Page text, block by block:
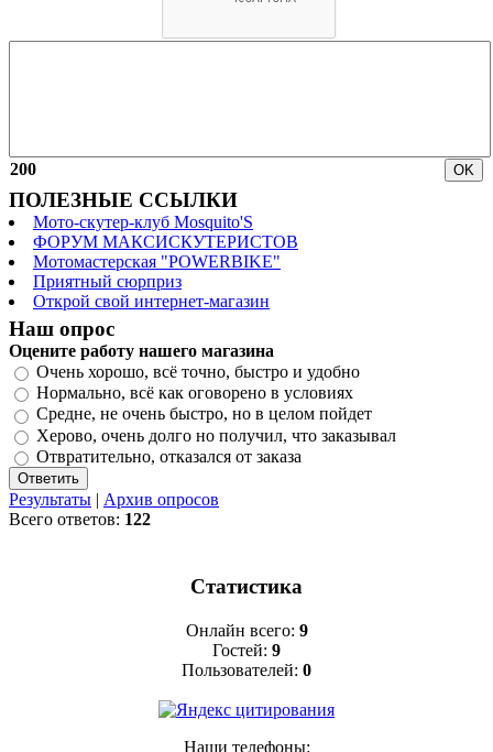
200
ПОЛЕЗНЫЕ ССЫЛКИ
Мото-скутер-клуб Mosquito'S
ФОРУМ МАКСИСКУТЕРИСТОВ
Мотомастерская "POWERBIKE"
Приятный сюрприз
Открой свой интернет-магазин
Наш опрос
Оцените работу нашего магазина
Очень хорошо, всё точно, быстро и удобно
Нормально, всё как оговорено в условиях
Средне, не очень быстро, но в целом пойдет
Херово, очень долго но получил, что заказывал
Отвратительно, отказался от заказа
Результаты | Архив опросов
Всего ответов: 122
Статистика
Онлайн всего: 9
Гостей: 9
Пользователей: 0
Наши телефоны: